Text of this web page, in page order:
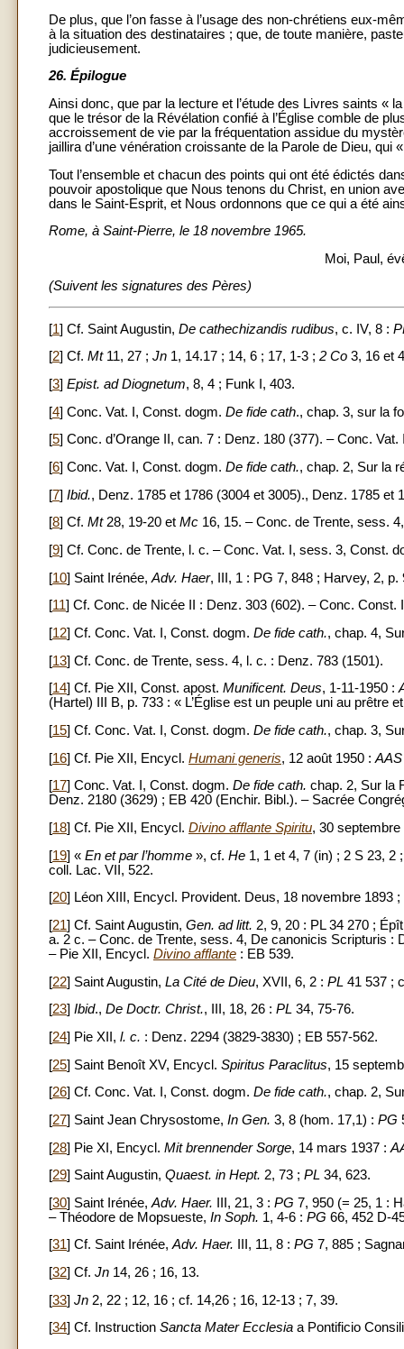
De plus, que l’on fasse à l’usage des non-chrétiens eux-
à la situation des destinataires ; que, de toute manière,
judicieusement.
26. Épilogue
Ainsi donc, que par la lecture et l’étude des Livres saints «
que le trésor de la Révélation confié à l’Église comble de
accroissement de vie par la fréquentation assidue du
jaillira d’une vénération croissante de la Parole de Dieu, qui
Tout l’ensemble et chacun des points qui ont été édictés
pouvoir apostolique que Nous tenons du Christ, en union
dans le Saint-Esprit, et Nous ordonnons que ce qui a été
Rome, à Saint-Pierre, le 18 novembre 1965.
Moi, Paul,
(Suivent les signatures des Pères)
[1] Cf. Saint Augustin, De cathechizandis rudibus, c. IV, 8 :
[2] Cf. Mt11, 27 ; Jn 1, 14.17 ; 14, 6 ; 17, 1-3 ; 2 Co 3, 16 et
[3] Epist. ad Diognetum, 8, 4 ; Funk I, 403.
[4] Conc. Vat. I, Const. dogm. De fide cath., chap. 3, sur la
[5] Conc. d’Orange II, can. 7 : Denz. 180 (377). – Conc.
[6] Conc. Vat. I, Const. dogm. De fide cath., chap. 2, Sur la
[7] Ibid., Denz. 1785 et 1786 (3004 et 3005)., Denz. 1785 et
[8] Cf. Mt28, 19-20 et Mc 16, 15. – Conc. de Trente, sess.
[9] Cf. Conc. de Trente, l. c. – Conc. Vat. I, sess. 3, Const.
[10] Saint Irénée, Adv. Haer, III, 1 : PG 7, 848 ; Harvey, 2, p.
[11] Cf. Conc. de Nicée II : Denz. 303 (602). – Conc.
[12] Cf. Conc. Vat. I, Const. dogm. De fide cath., chap. 4,
[13] Cf. Conc. de Trente, sess. 4, l. c. : Denz. 783 (1501).
[14] Cf. Pie XII, Const. apost. Munificent. Deus, 1-11-1950 :
(Hartel) III B, p. 733 : « L’Église est un peuple uni au prêtre
[15] Cf. Conc. Vat. I, Const. dogm. De fide cath., chap. 3,
[16] Cf. Pie XII, Encycl. Humani generis, 12 août 1950 : AAS
[17] Conc. Vat. I, Const. dogm. De fide cath. chap. 2, Sur la
Denz. 2180 (3629) ; EB 420 (Enchir. Bibl.). – Sacrée
[18] Cf. Pie XII, Encycl. Divino afflante Spiritu, 30
[19] « En et par l’homme », cf. He 1, 1 et 4, 7 (in) ; 2 S 23, 2
coll. Lac. VII, 522.
[20] Léon XIII, Encycl. Provident. Deus, 18 novembre 1893
[21] Cf. Saint Augustin, Gen. ad litt. 2, 9, 20 : PL 34 270 ;
a. 2 c. – Conc. de Trente, sess. 4, De canonicis Scripturis :
– Pie XII, Encycl. Divino afflante : EB 539.
[22] Saint Augustin, La Cité de Dieu, XVII, 6, 2 : PL 41 537 ;
[23] Ibid., De Doctr. Christ., III, 18, 26 : PL 34, 75-76.
[24] Pie XII, l. c. : Denz. 2294 (3829-3830) ; EB 557-562.
[25] Saint Benoît XV, Encycl. Spiritus Paraclitus, 15
[26] Cf. Conc. Vat. I, Const. dogm. De fide cath., chap. 2,
[27] Saint Jean Chrysostome, In Gen. 3, 8 (hom. 17,1) : PG
[28] Pie XI, Encycl. Mit brennender Sorge, 14 mars 1937 :
[29] Saint Augustin, Quaest. in Hept. 2, 73 ; PL 34, 623.
[30] Saint Irénée, Adv. Haer. III, 21, 3 : PG 7, 950 (= 25, 1 :
– Théodore de Mopsueste, In Soph. 1, 4-6 : PG 66, 452 D-
[31] Cf. Saint Irénée,Adv. Haer. III, 11, 8 : PG 7, 885 ;
[32] Cf. Jn 14, 26 ; 16, 13.
[33] Jn 2, 22 ; 12, 16 ; cf. 14,26 ; 16, 12-13 ; 7, 39.
[34] Cf. Instruction Sancta Mater Ecclesia a Pontificio